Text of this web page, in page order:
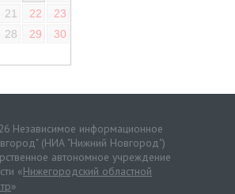
21 22
23
28 29
30
Независимое информационное
(НИА "Нижний Новгород")
автономное учреждение
«Нижегородский областной
»